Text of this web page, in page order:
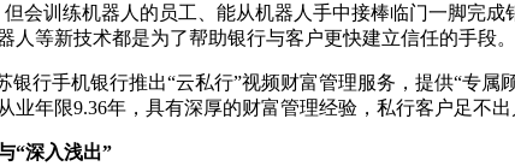
会训练机器人的员工、能从机器人手中接棒临门一脚完
人等新技术都是为了帮助银行与客户更快建立信任的手段
银行手机银行推出“云私行”视频财富管理服务，提供“专
业年限9.36年，具有深厚的财富管理经验，私行客户足不
“深入浅出”